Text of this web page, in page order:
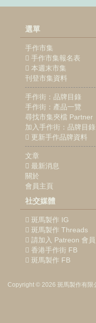
選單
手作市集
手作市集報名表
本週末市集
刊登市集資料
手作街：品牌目錄
手作街：產品一覽
尋找市集夾檔 Partner
加入手作街：品牌目錄
更新手作品牌資料
文章
最新消息
關於
會員主頁
社交媒體
斑馬製作 IG
斑馬製作 Threads
請加入 Patreon 會員
香港手作街 FB
斑馬製作 FB
Copyright © 2026 斑馬製作有限